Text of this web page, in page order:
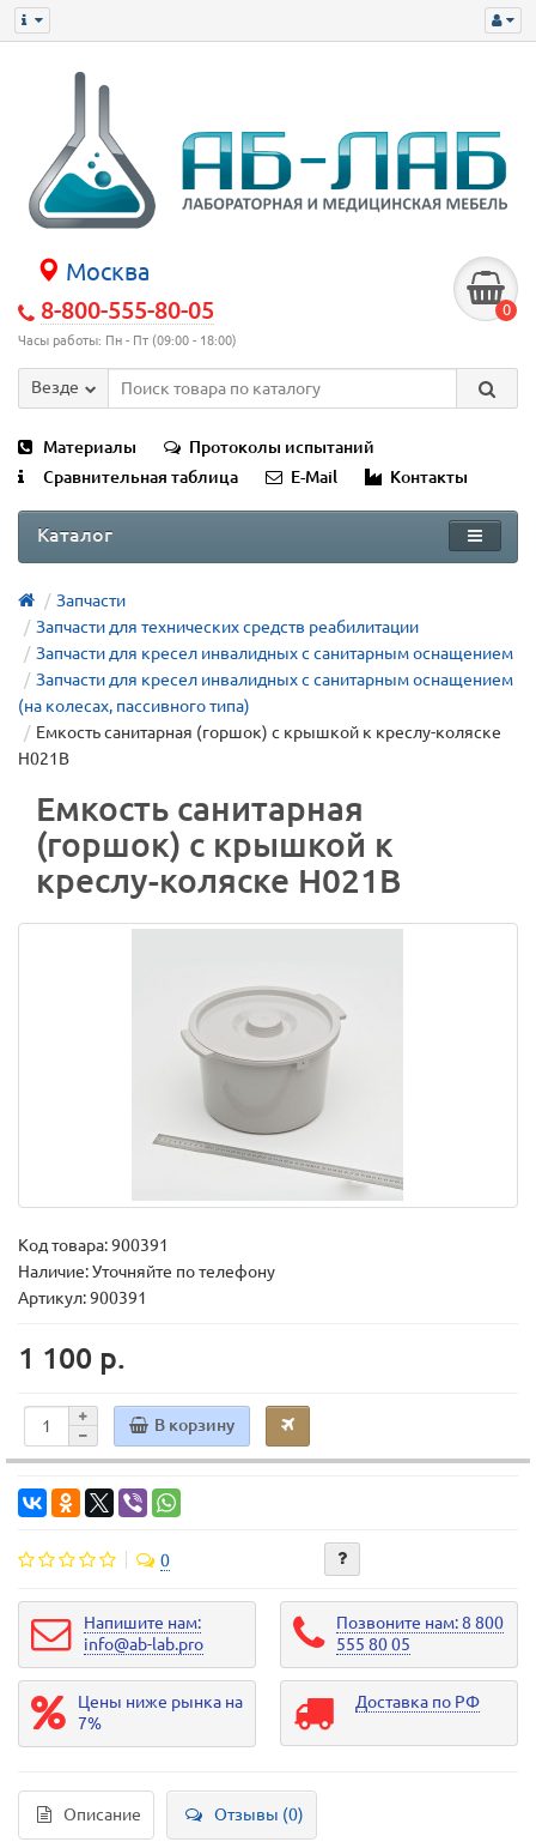
Москва
8-800-555-80-05
Часы работы: Пн - Пт (09:00 - 18:00)
0
Везде
Материалы
Протоколы испытаний
Сравнительная таблица
E-Mail Контакты
Каталог
Запчасти
Запчасти для технических средств реабилитации
Запчасти для кресел инвалидных с санитарным оснащением
Запчасти для кресел инвалидных с санитарным оснащением
(на колесах, пассивного типа)
Емкость санитарная (горшок) с крышкой к креслу-коляске
Н021В
Емкость санитарная
(горшок) с крышкой к
креслу-коляске Н021В
Код товара:900391
Наличие: Уточняйте по телефону
Артикул: 900391
1 100 р.
В корзину
0
Напишите нам:
info@ab-lab.pro
Позвоните нам: 8 800
555 80 05
Цены ниже рынка на
7%
Доставка по РФ
Описание Отзывы (0)